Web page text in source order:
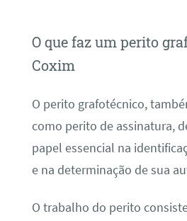
O que faz um perito
Coxim
O perito grafotécnico,
como perito de assinatura,
papel essencial na
e na determinação de sua
O trabalho do perito